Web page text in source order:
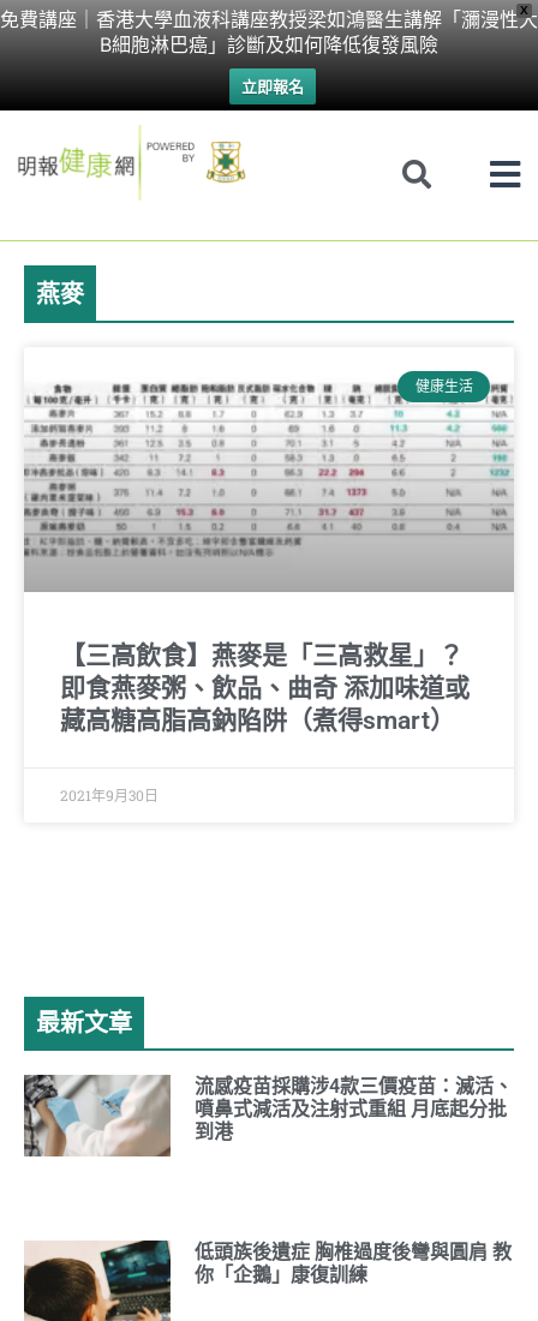
X
免費講座｜香港大學血液科講座教授梁如鴻醫生講解「瀰漫性大
B細胞淋巴癌」診斷及如何降低復發風險
立即報名
Skip
燕麥
健康生活
【三高飲食】燕麥是「三高救星」？
即食燕麥粥、飲品、曲奇 添加味道或
藏高糖高脂高鈉陷阱（煮得smart）
2021年9月30日
最新文章
流感疫苗採購涉4款三價疫苗：滅活、
噴鼻式減活及注射式重組 月底起分批
到港
低頭族後遺症 胸椎過度後彎與圓肩 教
你「企鵝」康復訓練